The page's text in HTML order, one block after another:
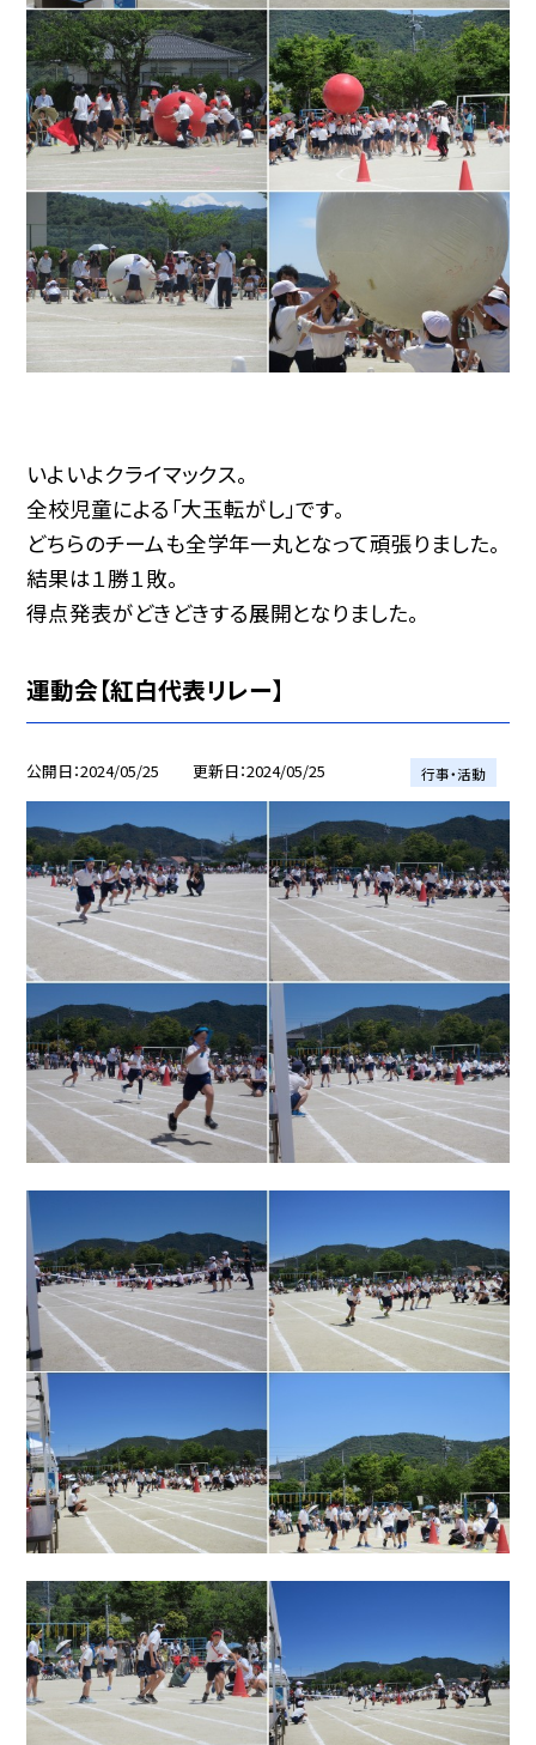
いよいよクライマックス。
全校児童による「大玉転がし」です。
どちらのチームも全学年一丸となって頑張りました。
結果は１勝１敗。
得点発表がどきどきする展開となりました。
運動会【紅白代表リレー】
公開日 2024/05/25 更新日 2024/05/25 行事・活動